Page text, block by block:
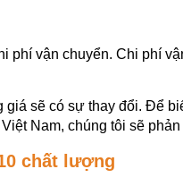
phí vận chuyển. Chi phí
giá sẽ có sự thay đổi. Để
Nam, chúng tôi sẽ
chất lượng